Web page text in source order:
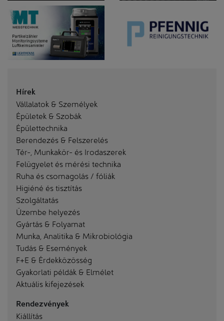
Hírek
Vállalatok & Személyek
Épületek & Szobák
Épülettechnika
Berendezés & Felszerelés
Tér-, Munkakör- és Irodaszerek
Felügyelet és mérési technika
Ruha és csomagolás / fóliák
Higiéné és tisztítás
Szolgáltatás
Üzembe helyezés
Gyártás & Folyamat
Munka, Analitika & Mikrobiológia
Tudás & Események
F+E & Érdekközösség
Gyakorlati példák & Elmélet
Aktuális kifejezések
Rendezvények
Kiállítás